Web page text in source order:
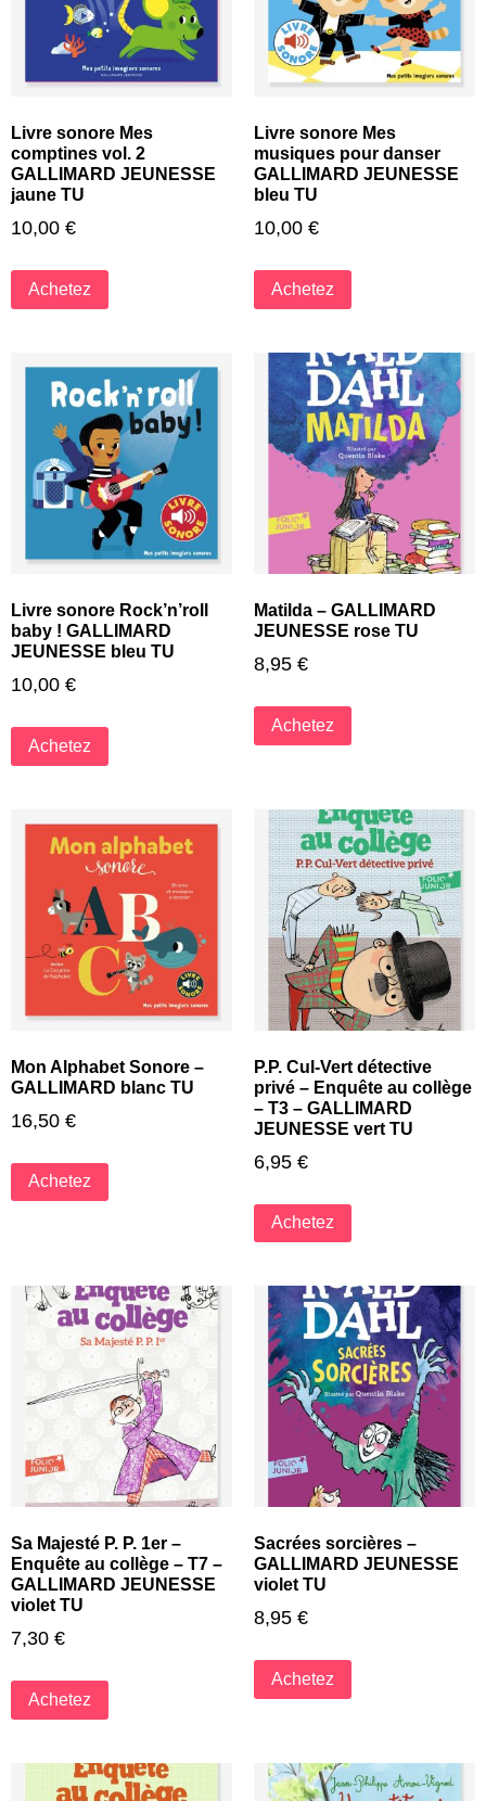
Livre sonore Mes
comptines vol. 2
GALLIMARD JEUNESSE
jaune TU
10,00 €
Achetez
Livre sonore Mes
musiques pour danser
GALLIMARD JEUNESSE
bleu TU
10,00 €
Achetez
Livre sonore Rock’n’roll
baby ! GALLIMARD
JEUNESSE bleu TU
10,00 €
Achetez
Matilda – GALLIMARD
JEUNESSE rose TU
8,95 €
Achetez
Mon Alphabet Sonore –
GALLIMARD blanc TU
16,50 €
Achetez
P.P. Cul-Vert détective
privé – Enquête au collège
– T3 – GALLIMARD
JEUNESSE vert TU
6,95 €
Achetez
Sa Majesté P. P. 1er –
Enquête au collège – T7 –
GALLIMARD JEUNESSE
violet TU
7,30 €
Achetez
Sacrées sorcières –
GALLIMARD JEUNESSE
violet TU
8,95 €
Achetez